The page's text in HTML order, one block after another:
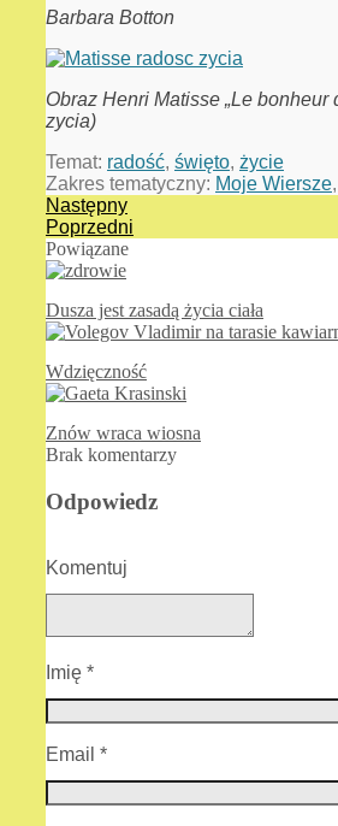
Barbara Botton
Obraz Henri Matisse „Le bonheur
zycia)
Temat: radość, święto, życie
Zakres tematyczny: Moje Wiersze,
Następny
Poprzedni
Powiązane
Dusza jest zasadą życia ciała
Wdzięczność
Znów wraca wiosna
Brak komentarzy
Odpowiedz
Komentuj
Imię *
Email *